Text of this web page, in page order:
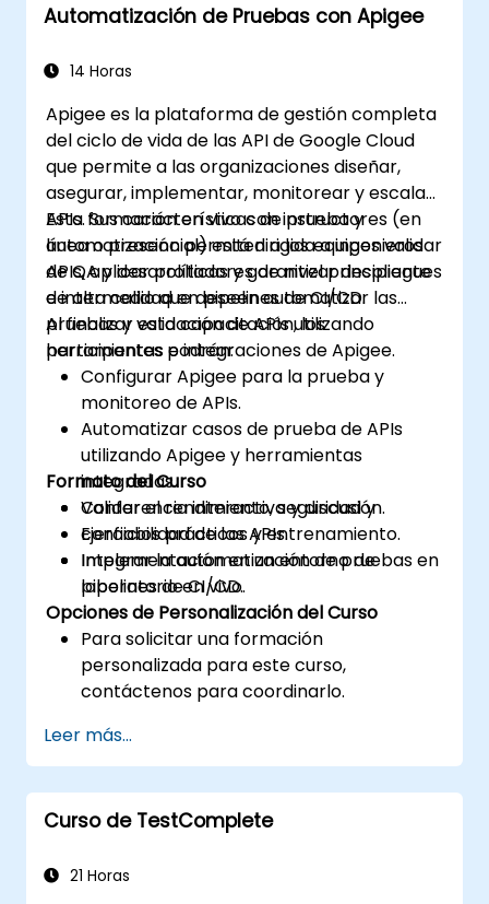
Automatización de Pruebas con Apigee
14 Horas
Apigee es la plataforma de gestión completa
del ciclo de vida de las API de Google Cloud
que permite a las organizaciones diseñar,
asegurar, implementar, monitorear y escalar
APIs. Sus características de prueba y
automatización permiten a los equipos validar
APIs, aplicar políticas y garantizar despliegues
de alta calidad en pipelines de CI/CD.
Esta formación en vivo con instructores (en
línea o presencial) está dirigida a ingenieros
de QA y desarrolladores de nivel principiante
e intermedio que deseen automatizar las
pruebas y validación de APIs utilizando
herramientas e integraciones de Apigee.
Al finalizar esta capacitación, los
participantes podrán:
Configurar Apigee para la prueba y
monitoreo de APIs.
Automatizar casos de prueba de APIs
utilizando Apigee y herramientas
integradas.
Validar el rendimiento, seguridad y
confiabilidad de las APIs.
Integrar la automatización de pruebas en
pipelines de CI/CD.
Formato del Curso
Conferencia interactiva y discusión.
Ejercicios prácticos y entrenamiento.
Implementación en un entorno de
laboratorio en vivo.
Opciones de Personalización del Curso
Para solicitar una formación
personalizada para este curso,
contáctenos para coordinarlo.
Leer más...
Curso de TestComplete
21 Horas